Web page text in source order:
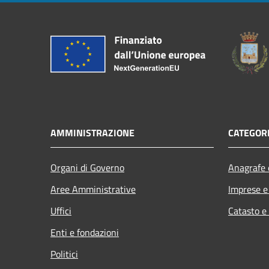
AMMINISTRAZIONE
Organi di Governo
Aree Amministrative
Uffici
Enti e fondazioni
Politici
Imprese
Catasto